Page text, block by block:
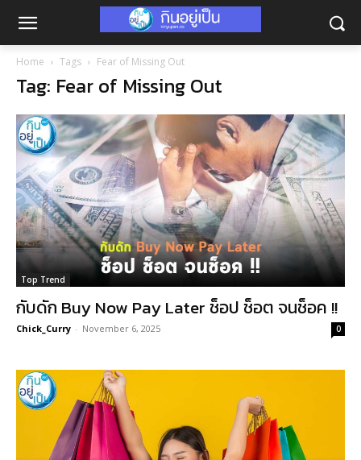
Home Tags Fear of Missing Out
Tag: Fear of Missing Out
Top Trend
กับดัก Buy Now Pay Later ช็อป ช็อต จนช็อค !!
Chick_Curry - November 6, 2025 0